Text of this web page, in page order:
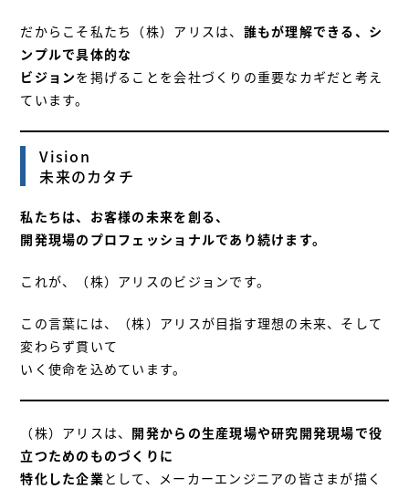
だからこそ私たち（株）アリスは、 誰もが理解できる、シ
ンプルで具体的な
ビジョンを掲げることを会社づくりの重要なカギだと考え
ています。
Vision
未来のカタチ
私たちは、お客様の未来を創る、
開発現場のプロフェッショナルであり続けます。
これが、（株）アリスのビジョンです。
この言葉には、（株）アリスが目指す理想の未来、そして
変わらず貫いて
いく使命を込めています。
（株）アリスは、 開発からの生産現場や研究開発現場で役
立つためのものづくりに
特化した企業として、メーカーエンジニアの皆さまが描く